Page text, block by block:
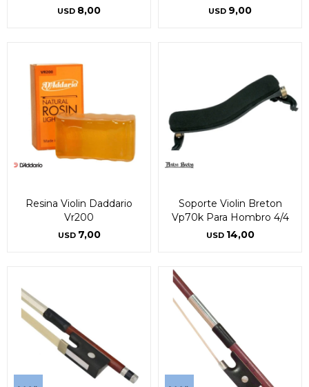
USD 8,00 USD 9,00
Resina Violin Daddario
Vr200
USD 7,00
Soporte Violin Breton
Vp70k Para Hombro 4/4
USD 14,00